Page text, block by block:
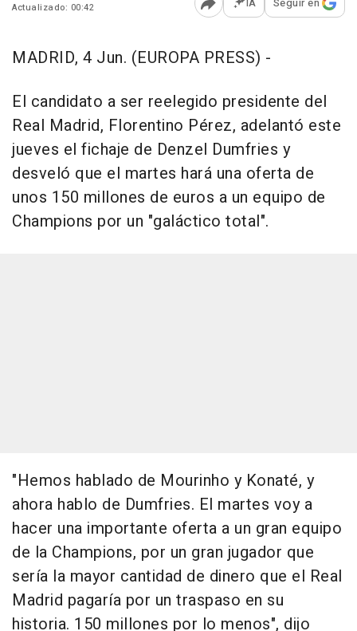
Actualizado: 00:42
Abrir opciones para
IA Seguir en
MADRID, 4 Jun. (EUROPA PRESS) -
El candidato a ser reelegido presidente del
Real Madrid, Florentino Pérez, adelantó este
jueves el fichaje de Denzel Dumfries y
desveló que el martes hará una oferta de
unos 150 millones de euros a un equipo de
Champions por un "galáctico total".
"Hemos hablado de Mourinho y Konaté, y
ahora hablo de Dumfries. El martes voy a
hacer una importante oferta a un gran equipo
de la Champions, por un gran jugador que
sería la mayor cantidad de dinero que el Real
Madrid pagaría por un traspaso en su
historia. 150 millones por lo menos", dijo